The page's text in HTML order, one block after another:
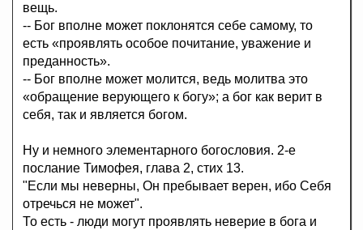
вещь.
-- Бог вполне может поклонятся себе самому, то
есть «проявлять особое почитание, уважение и
преданность».
-- Бог вполне может молится, ведь молитва это
«обращение верующего к богу»; а бог как верит в
себя, так и является богом.
Ну и немного элементарного богословия. 2-е
послание Тимофея, глава 2, стих 13.
"Если мы неверны, Он пребывает верен, ибо Себя
отречься не может".
То есть - люди могут проявлять неверие в бога и